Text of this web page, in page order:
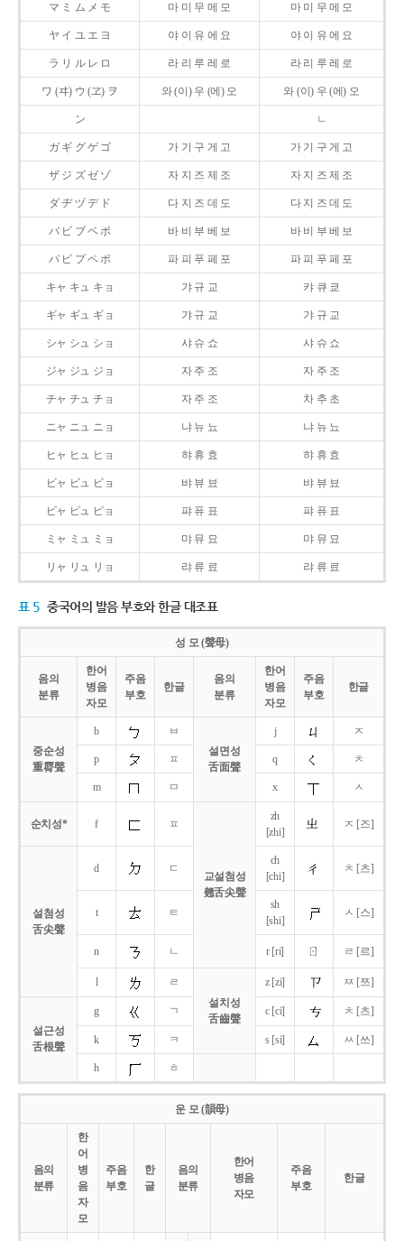
マ ミ ム メ モ 마 미 무 메 모 마 미 무 메 모
ヤ イ ユ エ ヨ 야 이 유 에 요 야 이 유 에 요
ラ リ ル レ ロ 라 리 루 레 로 라 리 루 레 로
ワ (ヰ) ウ (ヱ) ヲ 와 (이) 우 (에) 오 와 (이) 우 (에) 오
ン ㄴ
ガ ギ グ ゲ ゴ 가 기 구 게 고 가 기 구 게 고
ザ ジ ズ ゼ ゾ 자 지 즈 제 조 자 지 즈 제 조
ダ ヂ ヅ デ ド 다 지 즈 데 도 다 지 즈 데 도
バ ビ ブ ベ ボ 바 비 부 베 보 바 비 부 베 보
パ ピ プ ペ ポ 파 피 푸 페 포 파 피 푸 페 포
キャ キュ キョ 갸 규 교 캬 큐 쿄
ギャ ギュ ギョ 갸 규 교 갸 규 교
シャ シュ ショ 샤 슈 쇼 샤 슈 쇼
ジャ ジュ ジョ 자 주 조 자 주 조
チャ チュ チョ 자 주 조 차 추 초
ニャ ニュ ニョ 냐 뉴 뇨 냐 뉴 뇨
ヒャ ヒュ ヒョ 햐 휴 효 햐 휴 효
ビャ ビュ ビョ 뱌 뷰 뵤 뱌 뷰 뵤
ピャ ピュ ピョ 퍄 퓨 표 퍄 퓨 표
ミャ ミュ ミョ 먀 뮤 묘 먀 뮤 묘
リャ リュ リョ 랴 류 료 랴 류 료
표 5 중국어의 발음 부호와 한글 대조표
성 모 (聲母)
음의
분류
한어
병음
자모
주음
부호
한글
음의
분류
한어
병음
자모
주음
부호
한글
중순성
重脣聲
b
ㅂ
설면성
舌面聲
j ㅈ
p ㅍ q ㅊ
m ㅁ x ㅅ
순치성* f ㅍ
교설첨성
翹舌尖聲
zh
[zhi]
ㅈ [즈]
설첨성
舌尖聲
d ㄷ
ch
[chi]
ㅊ [츠]
t ㅌ
sh
[shi]
ㅅ [스]
n ㄴ r [ri] ㄖ ㄹ [르]
l
ㄹ
설치성
舌齒聲
z [zi] ㅉ [쯔]
설근성
舌根聲
g ㄱ c [ci] ㅊ [츠]
k ㅋ s [si] ㅆ [쓰]
h ㅎ
운 모 (韻母)
음의
분류
한
어
병
음
자
모
주음
부호
한
글
음의
분류
한어
병음
자모
주음
부호
한글